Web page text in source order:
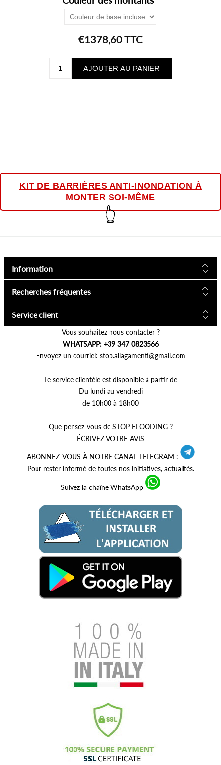
€1378,60 TTC
KIT DE BARRIÈRES ANTI-INONDATION À
MONTER SOI-MÊME
👆
Information
Recherches fréquentes
Service client
Vous souhaitez nous contacter ?
WHATSAPP: +39 347 0823566
Envoyez un courriel: stop.allagamenti@gmail.com
Le service clientèle est disponible à partir de
Du lundi au vendredi
de 10h00 à 18h00
Que pensez-vous de STOP FLOODING ?
ÉCRIVEZ VOTRE AVIS
ABONNEZ-VOUS À NOTRE CANAL TELEGRAM :
Pour rester informé de toutes nos initiatives, actualités.
Suivez la chaîne WhatsApp